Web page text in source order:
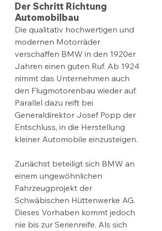
Der Schritt Richtung
Automobilbau
Die qualitativ hochwertigen und
modernen Motorräder
verschaffen BMW in den 1920er
Jahren einen guten Ruf. Ab 1924
nimmt das Unternehmen auch
den Flugmotorenbau wieder auf.
Parallel dazu reift bei
Generaldirektor Josef Popp der
Entschluss, in die Herstellung
kleiner Automobile einzusteigen.
Zunächst beteiligt sich BMW an
einem ungewöhnlichen
Fahrzeugprojekt der
Schwäbischen Hüttenwerke AG.
Dieses Vorhaben kommt jedoch
nie bis zur Serienreife. Als sich